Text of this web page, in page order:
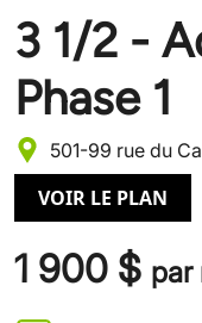
3 1/2 -
Phase 1
501-99 rue du
VOIR LE PLAN
1 900 $ par